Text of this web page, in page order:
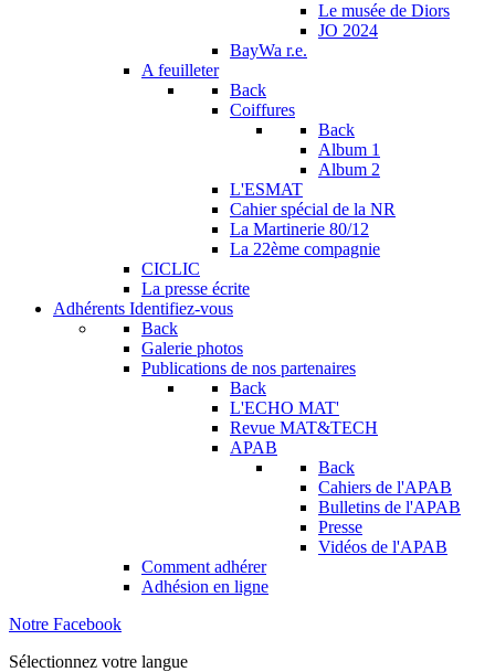
Le musée de Diors
JO 2024
BayWa r.e.
A feuilleter
Back
Coiffures
Back
Album 1
Album 2
L'ESMAT
Cahier spécial de la NR
La Martinerie 80/12
La 22ème compagnie
CICLIC
La presse écrite
Adhérents Identifiez-vous
Back
Galerie photos
Publications de nos partenaires
Back
L'ECHO MAT'
Revue MAT&TECH
APAB
Back
Cahiers de l'APAB
Bulletins de l'APAB
Presse
Vidéos de l'APAB
Comment adhérer
Adhésion en ligne
Notre Facebook
Sélectionnez votre langue